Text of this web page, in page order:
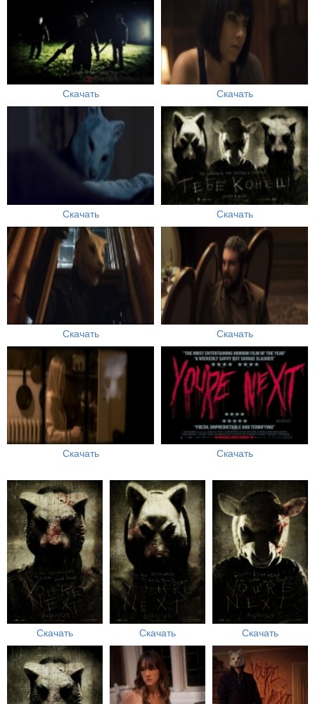
Скачать Скачать
Скачать Скачать
Скачать Скачать
Скачать Скачать
Скачать Скачать Скачать